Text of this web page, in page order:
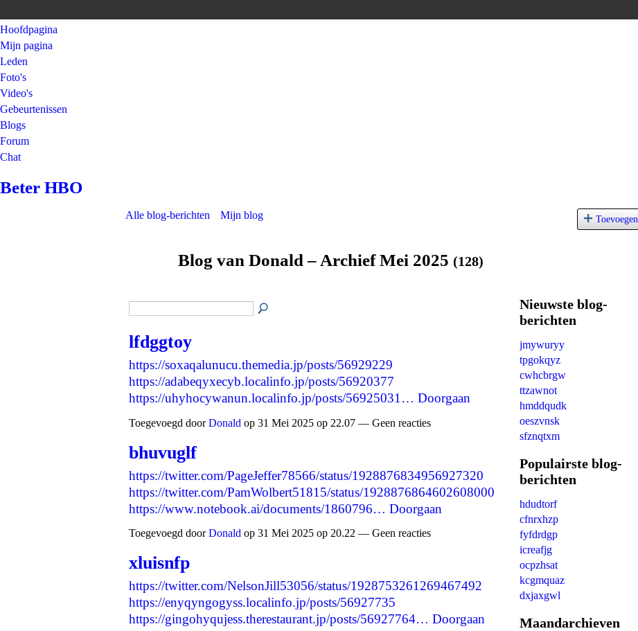
Hoofdpagina
Mijn pagina
Leden
Foto's
Video's
Gebeurtenissen
Blogs
Forum
Chat
Beter HBO
Alle blog-berichten Mijn blog Toevoegen
Blog van Donald – Archief Mei 2025 (128)
lfdggtoy
https://soxaqalunucu.themedia.jp/posts/56929229
https://adabeqyxecyb.localinfo.jp/posts/56920377
https://uhyhocywanun.localinfo.jp/posts/56925031… Doorgaan
Toegevoegd doorDonald op 31 Mei 2025 op 22.07 — Geen reacties
bhuvuglf
https://twitter.com/PageJeffer78566/status/1928876834956927320
https://twitter.com/PamWolbert51815/status/1928876864602608000
https://www.notebook.ai/documents/1860796… Doorgaan
Toegevoegd doorDonald op 31 Mei 2025 op 20.22 — Geen reacties
xluisnfp
https://twitter.com/NelsonJill53056/status/1928753261269467492
https://enyqyngogyss.localinfo.jp/posts/56927735
https://gingohyqujess.therestaurant.jp/posts/56927764… Doorgaan
Nieuwste blog-
berichten
jmywuryy
tpgokqyz
cwhcbrgw
ttzawnot
hmddqudk
oeszvnsk
sfznqtxm
Populairste blog-
berichten
hdudtorf
cfnrxhzp
fyfdrdgp
icreafjg
ocpzhsat
kcgmquaz
dxjaxgwl
Maandarchieven